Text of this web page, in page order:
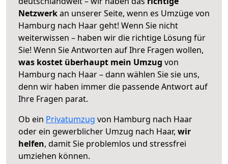
Netzwerkan unserer Seite, wenn es Umzüge von
Hamburg nach Haar geht! Wenn Sie nicht
weiterwissen – haben wir die richtige Lösung für
Sie! Wenn Sie Antworten auf Ihre Fragen wollen,
was kostet überhaupt mein Umzug von
Hamburg nach Haar – dann wählen Sie sie uns,
denn wir haben immer die passende Antwort auf
Ihre Fragen parat.
Ob ein Privatumzug von Hamburg nach Haar
oder ein gewerblicher Umzug nach Haar, wir
helfen, damit Sie problemlos und stressfrei
umziehen können.